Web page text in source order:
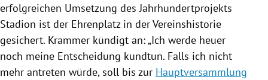
erfolgreichen Umsetzung des Jahrhundertprojekts
Stadion ist der Ehrenplatz in der Vereinshistorie
gesichert. Krammer kündigt an: „Ich werde heuer
noch meine Entscheidung kundtun. Falls ich nicht
mehr antreten würde, soll bis zur Hauptversammlung